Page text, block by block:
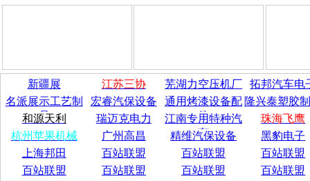
新疆展 江苏三协 芜湖力空压机厂
拓邦汽车电
名派展示工艺制
品
宏睿汽保设备
通用烤漆设备配
件
隆兴泰塑胶
和源天利
瑞迈克电力
江南专用特种汽
车
珠海飞鹰
杭州苹果机械
广州高昌 精维汽保设备
黑豹电子
上海邦田
百站联盟 百站联盟
百站联盟
百站联盟
百站联盟 百站联盟
百站联盟